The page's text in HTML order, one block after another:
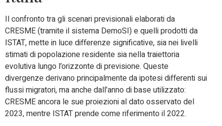
Il confronto tra gli scenari previsionali elaborati da
CRESME (tramite il sistema DemoSI) e quelli prodotti da
ISTAT, mette in luce differenze significative, sia nei livelli
stimati di popolazione residente sia nella traiettoria
evolutiva lungo l’orizzonte di previsione. Queste
divergenze derivano principalmente da ipotesi differenti sui
flussi migratori, ma anche dall’anno di base utilizzato:
CRESME ancora le sue proiezioni al dato osservato del
2023, mentre ISTAT prende come riferimento il 2022.